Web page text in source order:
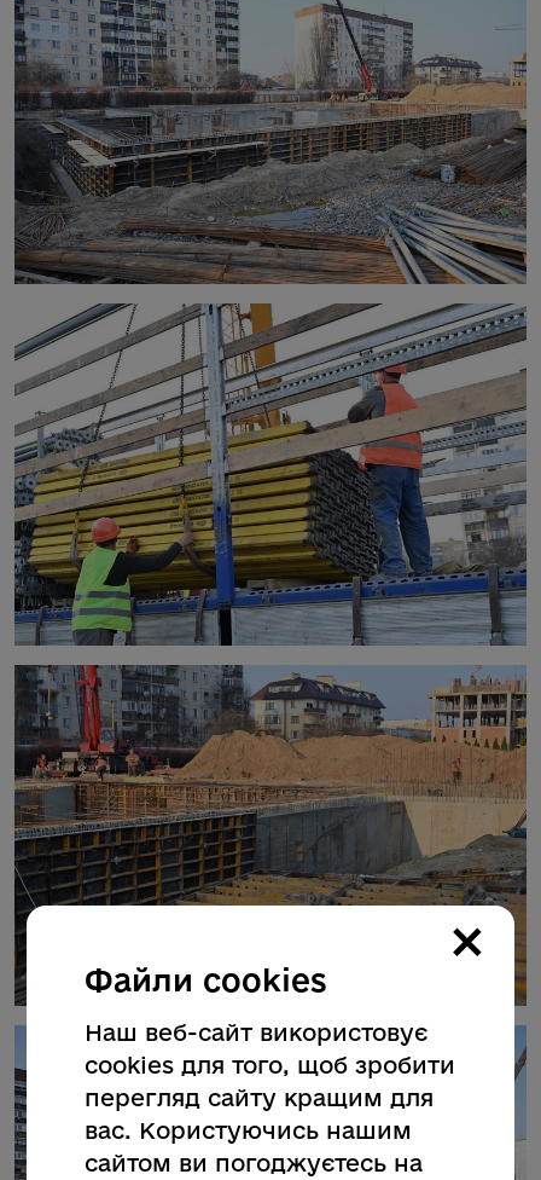
×
Файли cookies
Наш веб-сайт використовує
cookies для того, щоб зробити
перегляд сайту кращим для
вас. Користуючись нашим
сайтом ви погоджуєтесь на